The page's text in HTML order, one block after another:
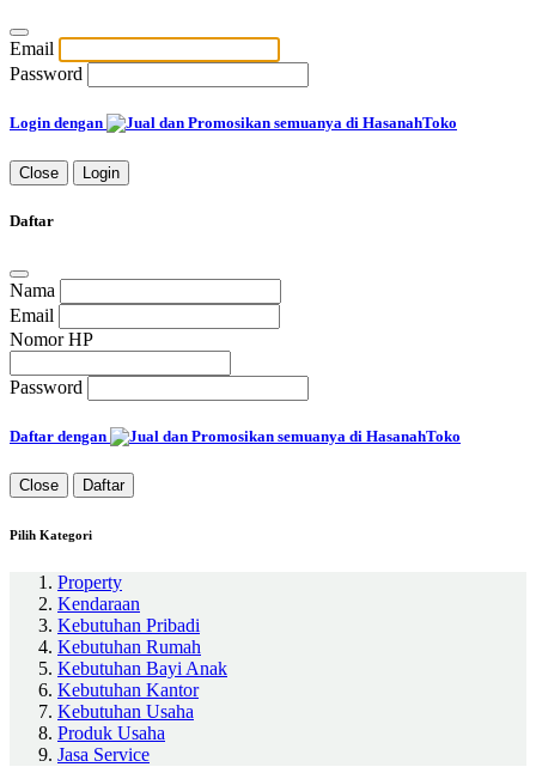
Email
Password
Login dengan
Close Login
Daftar
Nama
Email
Nomor HP
Password
Daftar dengan
Close Daftar
Pilih Kategori
Property
Kendaraan
Kebutuhan Pribadi
Kebutuhan Rumah
Kebutuhan Bayi Anak
Kebutuhan Kantor
Kebutuhan Usaha
Produk Usaha
Jasa Service